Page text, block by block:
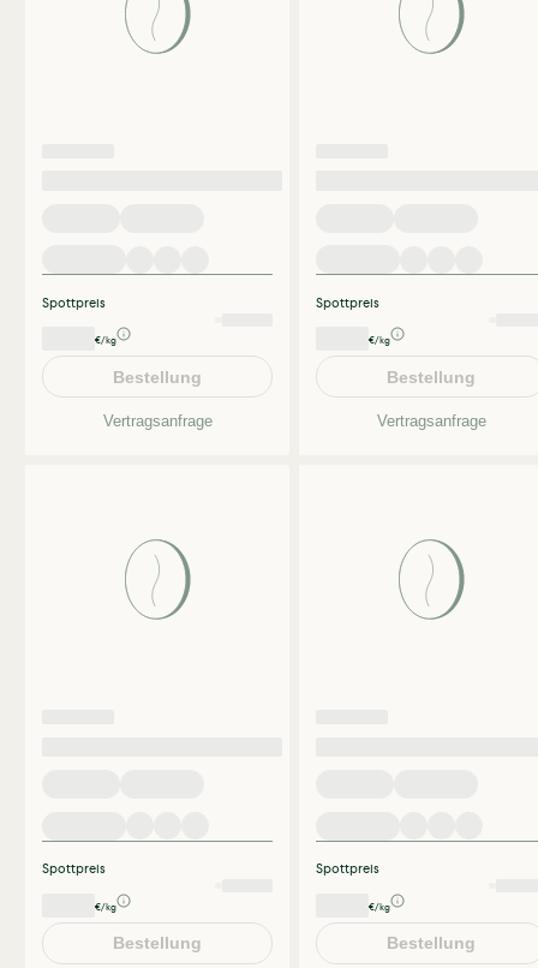
Spottpreis
€/kg
Bestellung
Vertragsanfrage
Spottpreis
€/kg
Bestellung
Vertragsanfrage
Spottpreis
€/kg
Bestellung
Spottpreis
€/kg
Bestellung